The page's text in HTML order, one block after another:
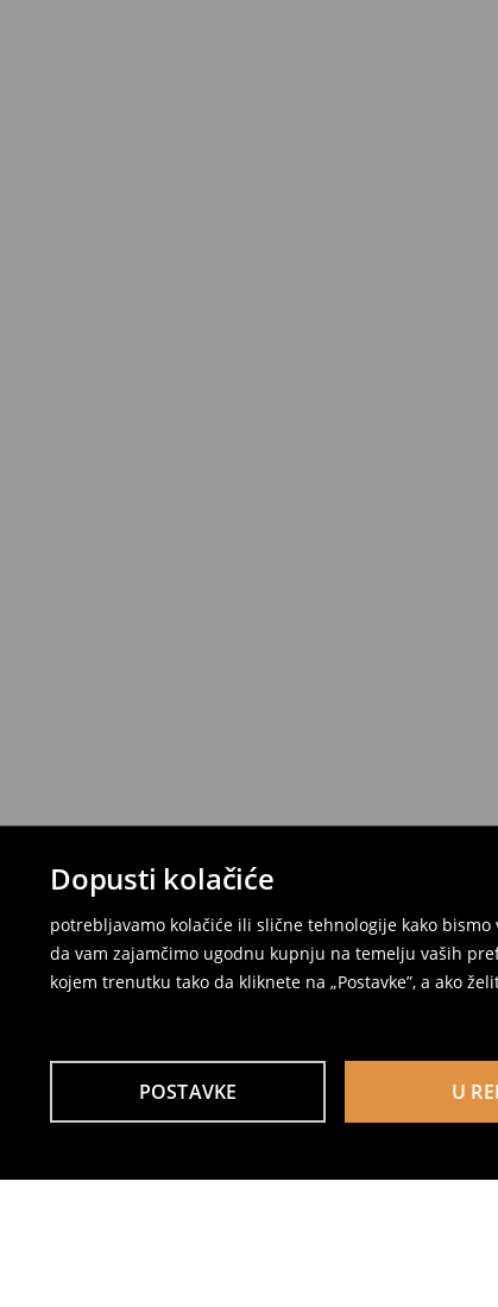
Dopusti kolačiće
potrebljavamo kolačiće ili slične tehnologije kako
da vam zajamčimo ugodnu kupnju na temelju vaših
kojem trenutku tako da kliknete na „Postavke”, a ako
POSTAVKE U